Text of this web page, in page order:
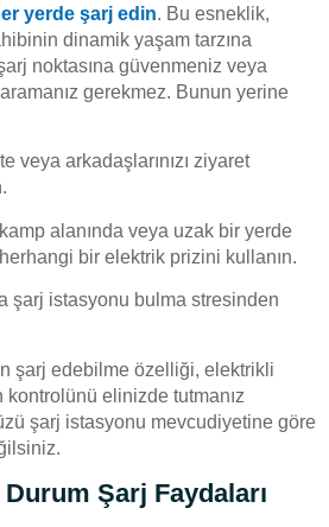
yerde şarj edin. Bu esneklik,
dinamik yaşam tarzına
noktasına güvenmeniz veya
gerekmez. Bunun yerine
veya arkadaşlarınızı ziyaret
alanında veya uzak bir yerde
bir elektrik prizini kullanın.
şarj istasyonu bulma stresinden
şarj edebilme özelliği, elektrikli
elinizde tutmanız
şarj istasyonu mevcudiyetine göre
Şarj Faydaları